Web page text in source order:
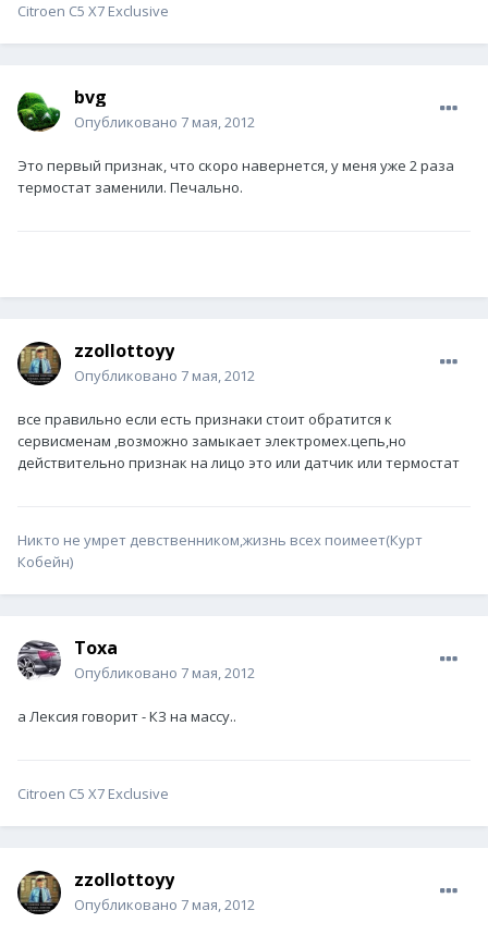
Citroen С5 X7 Exclusive
bvg
Опубликовано 7 мая, 2012
Это первый признак, что скоро навернется, у меня уже 2 раза
термостат заменили. Печально.
zzollottoyy
Опубликовано 7 мая, 2012
все правильно если есть признаки стоит обратится к
сервисменам ,возможно замыкает электромех.цепь,но
действительно признак на лицо это или датчик или термостат
Никто не умрет девственником,жизнь всех поимеет(Курт
Кобейн)
Toxa
Опубликовано 7 мая, 2012
а Лексия говорит - КЗ на массу..
Citroen С5 X7 Exclusive
zzollottoyy
Опубликовано 7 мая, 2012